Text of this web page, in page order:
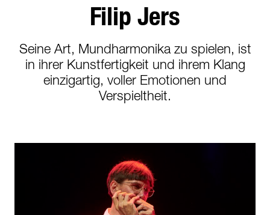
Filip Jers
Seine Art, Mundharmonika zu spielen, ist
in ihrer Kunstfertigkeit und ihrem Klang
einzigartig, voller Emotionen und
Verspieltheit.